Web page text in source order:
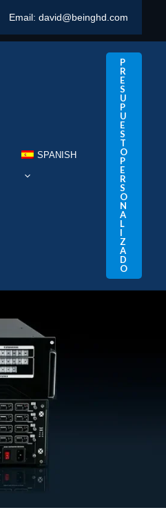
Email: david@beinghd.com
SPANISH
P
R
E
S
U
P
U
E
S
T
O
P
E
R
S
O
N
A
L
I
Z
A
D
O